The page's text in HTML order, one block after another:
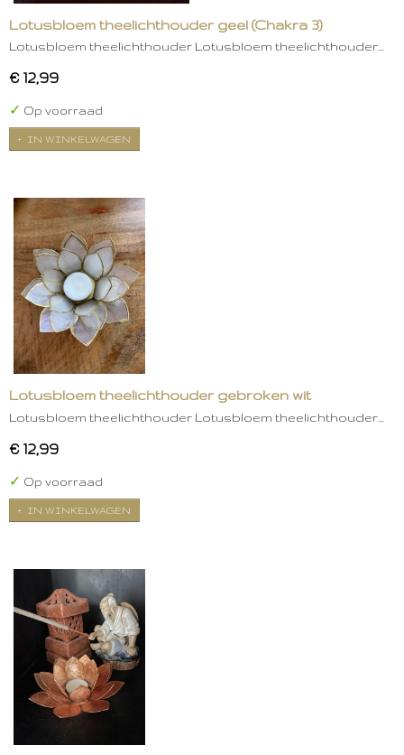
Lotusbloem theelichthouder geel (Chakra 3)
Lotusbloem theelichthouder Lotusbloem theelichthouder…
€ 12,99
✓ Op voorraad
IN WINKELWAGEN
Lotusbloem theelichthouder gebroken wit
Lotusbloem theelichthouder Lotusbloem theelichthouder…
€ 12,99
✓ Op voorraad
IN WINKELWAGEN